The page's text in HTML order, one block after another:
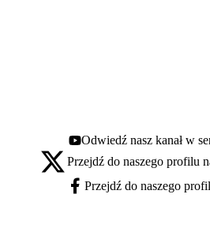
Youtube - otwiera się w nowej karcie
Odwiedź nasz kanał w
X - otwiera się w nowej karcie
Przejdź do naszego profilu
Facebook - otwiera się w nowej karcie
Przejdź do naszego